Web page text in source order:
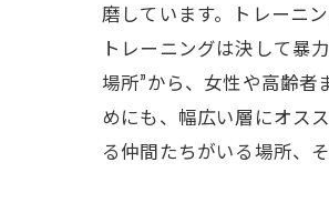
磨しています。トレーニ
トレーニングは決して暴
場所”から、女性や高齢
めにも、幅広い層にオス
る仲間たちがいる場所、